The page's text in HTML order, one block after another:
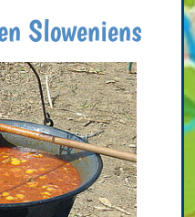
Sloweniens